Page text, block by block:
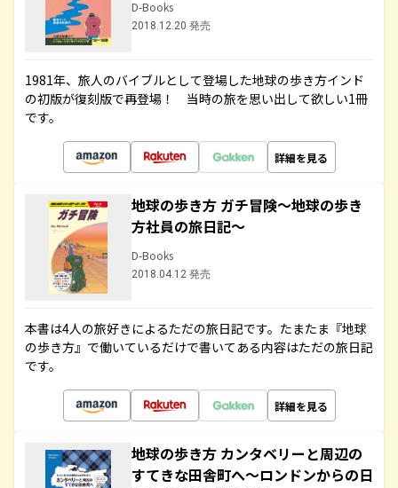
D-Books
2018.12.20 発売
1981年、旅人のバイブルとして登場した地球の歩き方インド
の初版が復刻版で再登場！ 当時の旅を思い出して欲しい1冊
です。
詳細を見る
地球の歩き方 ガチ冒険～地球の歩き
方社員の旅日記～
D-Books
2018.04.12 発売
本書は4人の旅好きによるただの旅日記です。たまたま『地球
の歩き方』で働いているだけで書いてある内容はただの旅日記
です。
詳細を見る
地球の歩き方 カンタベリーと周辺の
すてきな田舎町へ～ロンドンからの日